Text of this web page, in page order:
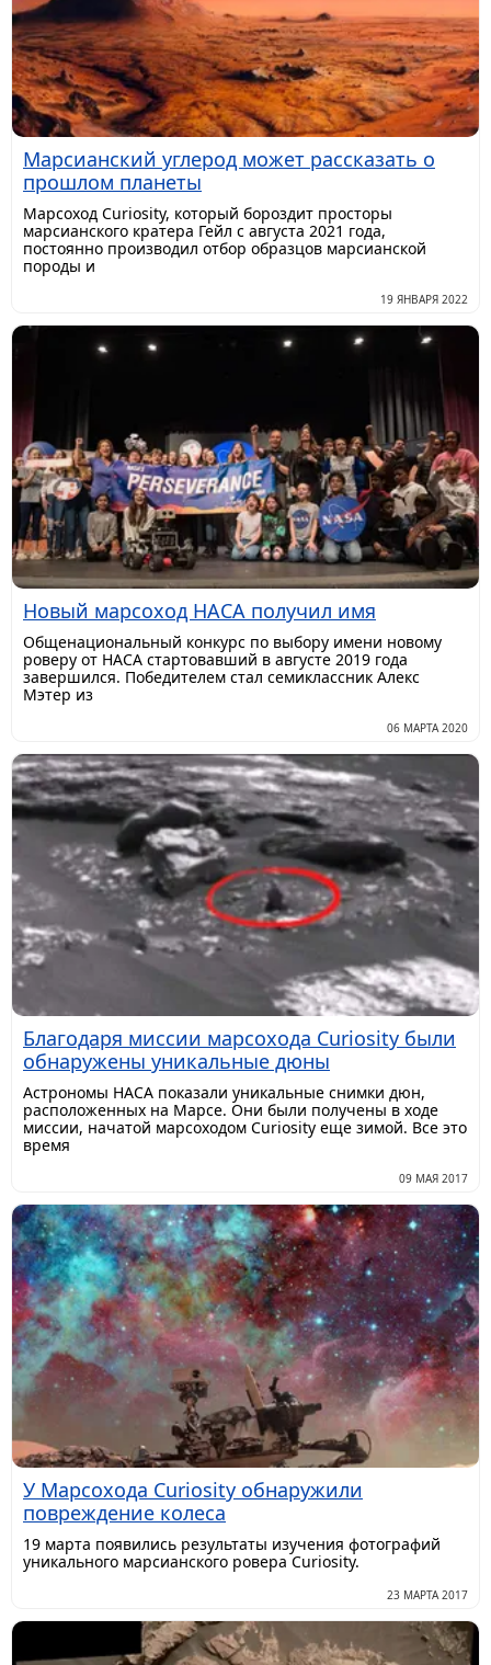
Марсианский углерод может рассказать о
прошлом планеты
Марсоход Curiosity, который бороздит просторы
марсианского кратера Гейл с августа 2021 года,
постоянно производил отбор образцов марсианской
породы и
19 ЯНВАРЯ 2022
Новый марсоход НАСА получил имя
Общенациональный конкурс по выбору имени новому
роверу от НАСА стартовавший в августе 2019 года
завершился. Победителем стал семиклассник Алекс
Мэтер из
06 МАРТА 2020
Благодаря миссии марсохода Curiosity были
обнаружены уникальные дюны
Астрономы НАСА показали уникальные снимки дюн,
расположенных на Марсе. Они были получены в ходе
миссии, начатой марсоходом Curiosity еще зимой. Все это
время
09 МАЯ 2017
У Марсохода Curiosity обнаружили
повреждение колеса
19 марта появились результаты изучения фотографий
уникального марсианского ровера Curiosity.
23 МАРТА 2017